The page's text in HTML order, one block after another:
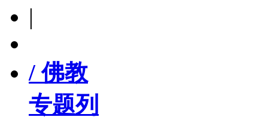
|
/ 佛教
专题列